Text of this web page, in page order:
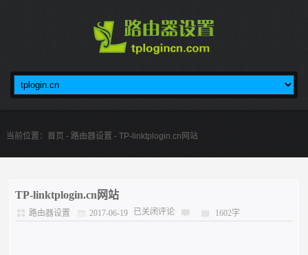
当前位置： 首页 - 路由器设置 - TP-linktplogin.cn网站
TP-linktplogin.cn网站
路由器设置 2017-06-19 已关闭评论 1602字